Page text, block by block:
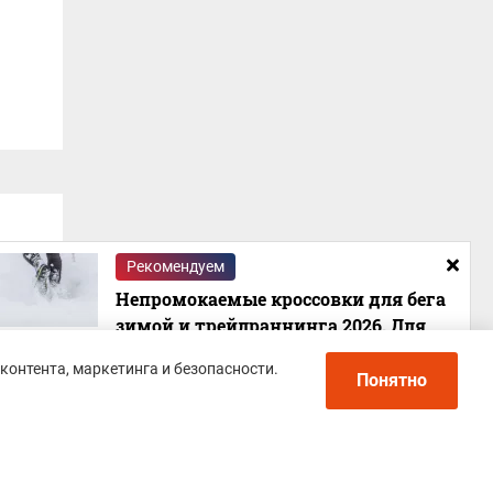
Рекомендуем
Непромокаемые кроссовки для бега
зимой и трейлраннинга 2026. Для
города и бездорожья - с мембраной и
шипами
маркетинга и безопасности.
Понятно